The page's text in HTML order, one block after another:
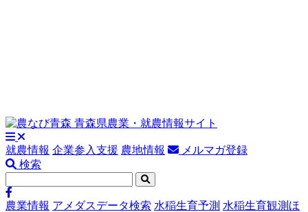
就農情報 企業参入支援 農地情報
メルマガ登録
検索
農業情報 アメダスデータ検索 水稲生育予測 水稲生育観測ほ